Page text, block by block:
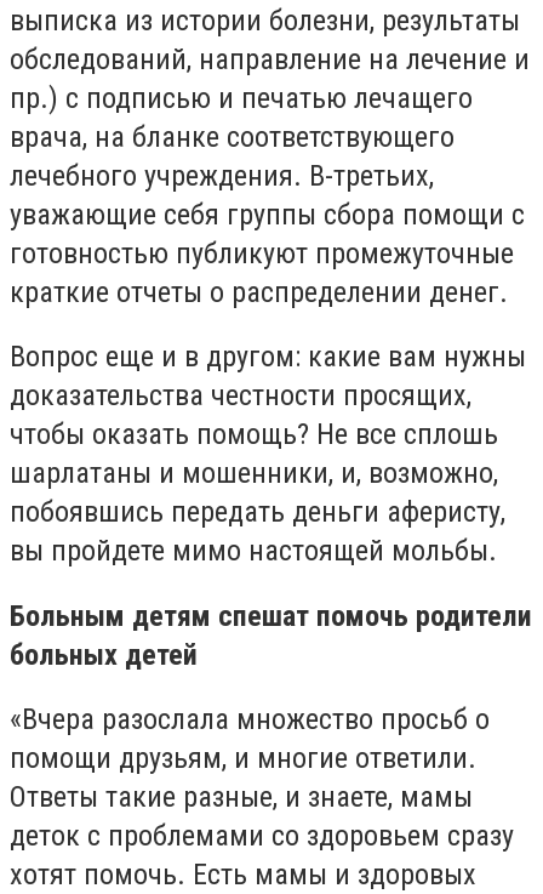
выписка из истории болезни, результаты
обследований, направление на лечение и
пр.) с подписью и печатью лечащего
врача, на бланке соответствующего
лечебного учреждения. В-третьих,
уважающие себя группы сбора помощи с
готовностью публикуют промежуточные
краткие отчеты о распределении денег.
Вопрос еще и в другом: какие вам нужны
доказательства честности просящих,
чтобы оказать помощь? Не все сплошь
шарлатаны и мошенники, и, возможно,
побоявшись передать деньги аферисту,
вы пройдете мимо настоящей мольбы.
Больным детям спешат помочь родители
больных детей
«Вчера разослала множество просьб о
помощи друзьям, и многие ответили.
Ответы такие разные, и знаете, мамы
деток с проблемами со здоровьем сразу
хотят помочь. Есть мамы и здоровых